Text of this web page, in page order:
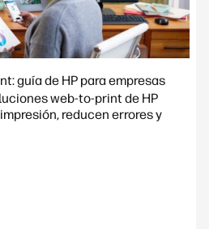
guía de HP para empresas
web-to-print de HP
reducen errores y